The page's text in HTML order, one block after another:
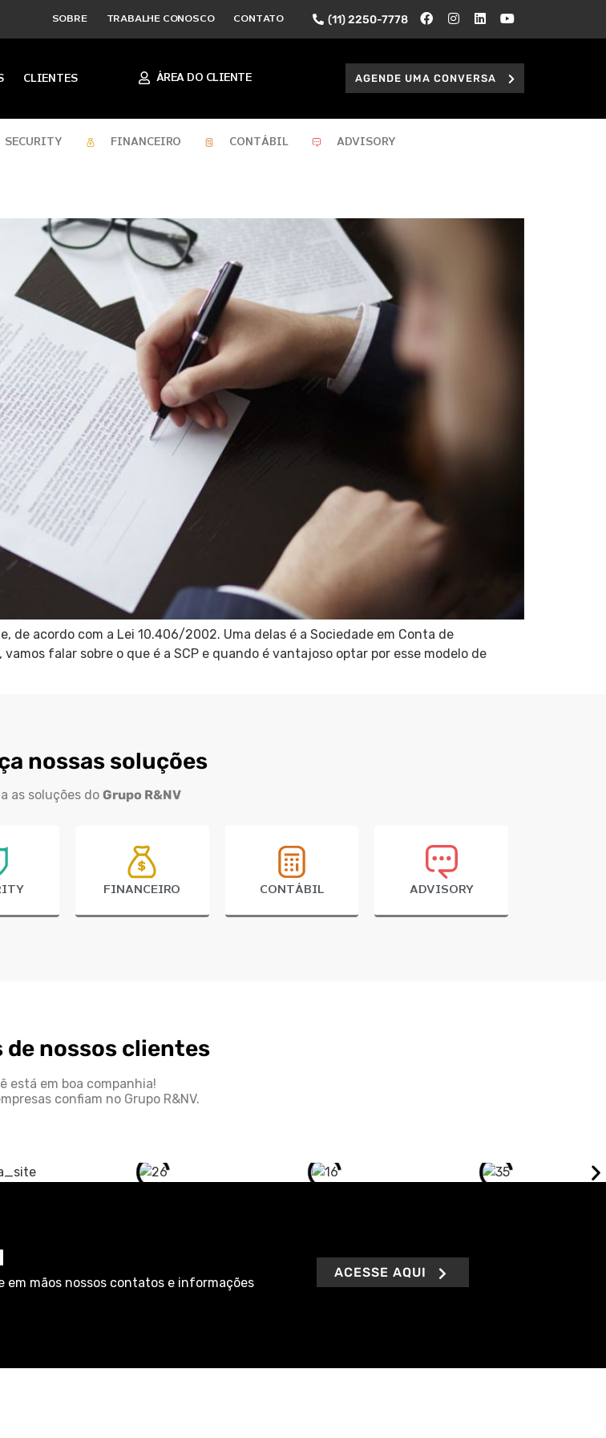
SOBRE TRABALHE CONOSCO CONTATO (11) 2250-7778
CLIENTES ÁREA DO CLIENTE AGENDE UMA CONVERSA
SECURITY FINANCEIRO CONTÁBIL ADVISORY
de acordo com a Lei 10.406/2002. Uma delas é a Sociedade em Conta de
falar sobre o que é a SCP e quando é vantajoso optar por esse modelo de
nossas soluções
as soluções do Grupo R&NV
FINANCEIRO CONTÁBIL ADVISORY
de nossos clientes
está em boa companhia!
confiam no Grupo R&NV.
em mãos nossos contatos e informações
ACESSE AQUI